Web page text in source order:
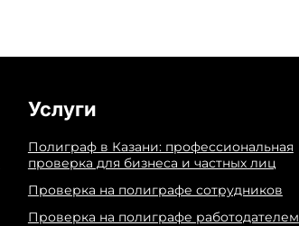
Услуги
Полиграф в Казани: профессиональная
проверка для бизнеса и частных лиц
Проверка на полиграфе сотрудников
Проверка на полиграфе работодателем